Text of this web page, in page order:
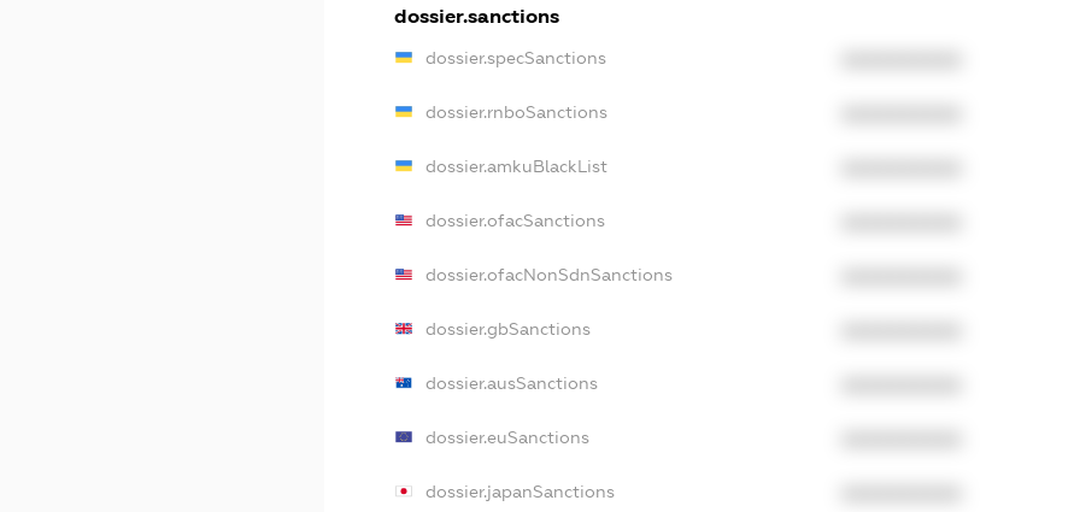
dossier.sanctions
dossier.specSanctions
dossier.rnboSanctions
dossier.amkuBlackList
dossier.ofacSanctions
dossier.ofacNonSdnSanctions
dossier.gbSanctions
dossier.ausSanctions
dossier.euSanctions
dossier.japanSanctions